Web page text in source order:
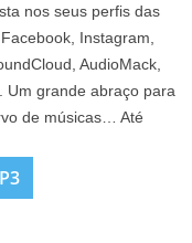
nos seus perfis das
Instagram,
AudioMack,
Um grande abraço para
de músicas… Até